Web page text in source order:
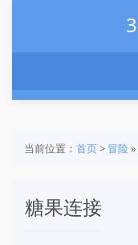
当前位置： 首页> 冒险 »
糖果连接